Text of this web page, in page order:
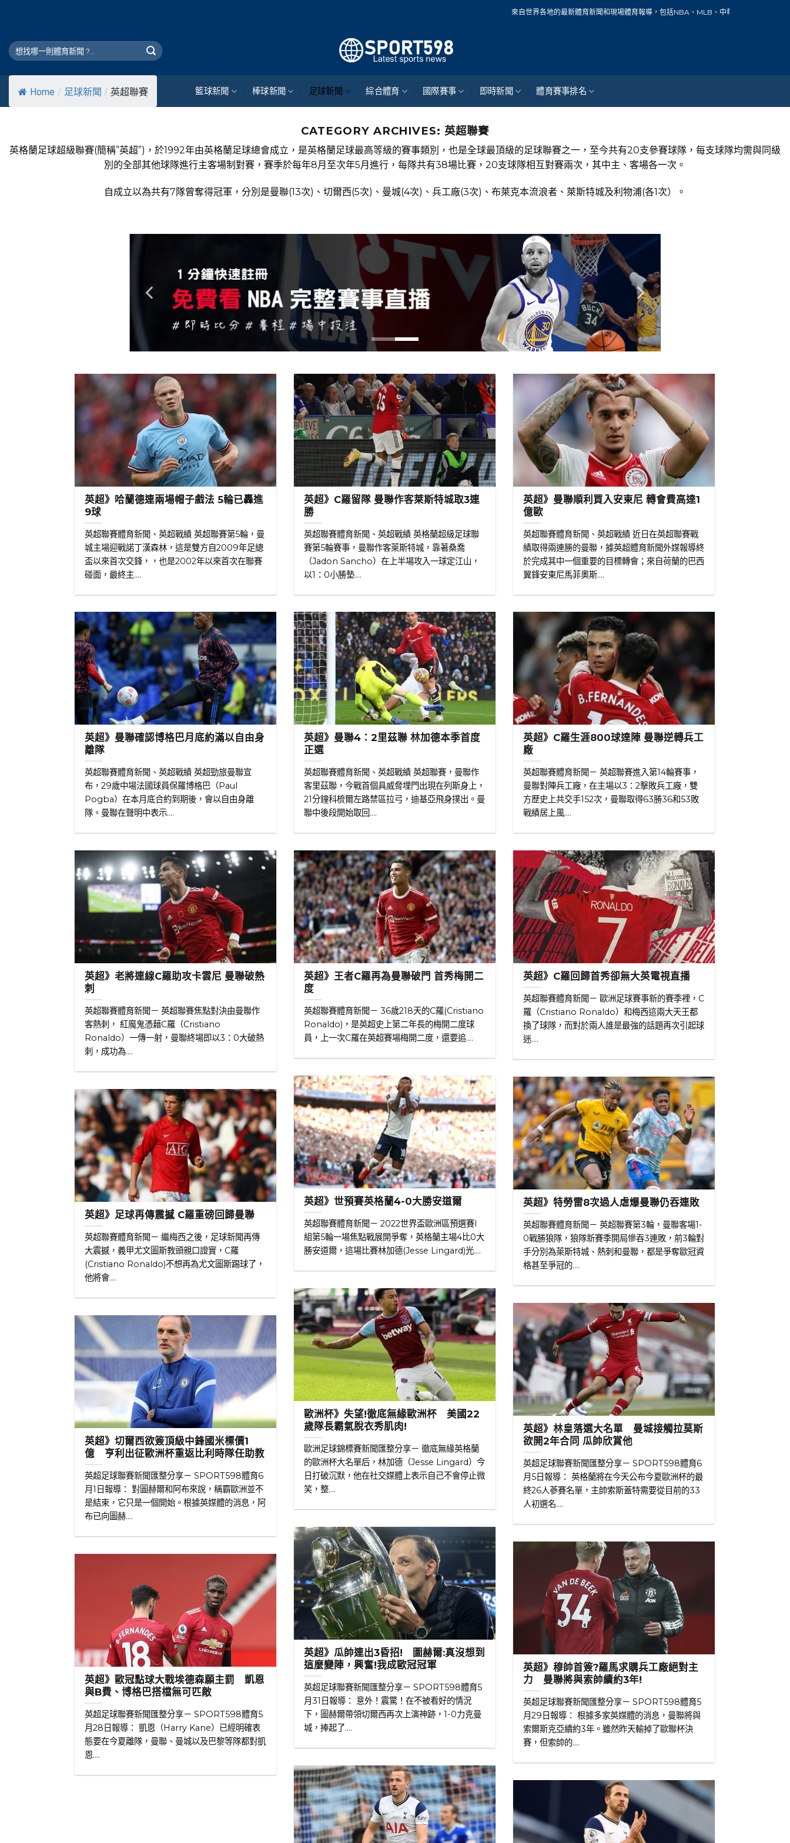
來自世界各地的最新體育新聞和現場體育報導，包括NBA、MLB、中華職棒、籃球、網球、足球、賽車、自
Home / 足球新聞 / 英超聯賽 籃球新聞 棒球新聞 足球新聞 綜合體育 國際賽事 即時新聞 體育賽事排名
CATEGORY ARCHIVES: 英超聯賽
英格蘭足球超級聯賽(簡稱”英超”)，於1992年由英格蘭足球總會成立，是英格蘭足球最高等級的賽事類別，也是全球最頂級的足球聯賽之一，至今共有20支參賽球隊，每支球隊均需與同級
別的全部其他球隊進行主客場制對賽，賽季於每年8月至次年5月進行，每隊共有38場比賽，20支球隊相互對賽兩次，其中主、客場各一次。
自成立以為共有7隊曾奪得冠軍，分別是曼聯(13次)、切爾西(5次)、曼城(4次)、兵工廠(3次)、布萊克本流浪者、萊斯特城及利物浦(各1次）。
英超》哈蘭德連兩場帽子戲法 5輪已轟進
9球
英超聯賽體育新聞、英超戰績 英超聯賽第5輪，曼
城主場迎戰諾丁漢森林，這是雙方自2009年足總
盃以來首次交鋒，，也是2002年以來首次在聯賽
碰面，最終主....
英超》C羅留隊 曼聯作客萊斯特城取3連
勝
英超聯賽體育新聞、英超戰績 英格蘭超級足球聯
賽第5輪賽事，曼聯作客萊斯特城，靠著桑喬
（Jadon Sancho）在上半場攻入一球定江山，
以1：0小勝墊....
英超》曼聯順利買入安東尼 轉會費高達1
億歐
英超聯賽體育新聞、英超戰績 近日在英超聯賽戰
績取得兩連勝的曼聯，據英超體育新聞外媒報導終
於完成其中一個重要的目標轉會；來自荷蘭的巴西
翼鋒安東尼馬菲奧斯....
英超》曼聯確認博格巴月底約滿以自由身
離隊
英超聯賽體育新聞、英超戰績 英超勁旅曼聯宣
布，29歲中場法國球員保羅博格巴（Paul
Pogba）在本月底合約到期後，會以自由身離
隊。曼聯在聲明中表示....
英超》曼聯4：2里茲聯 林加德本季首度
正選
英超聯賽體育新聞、英超戰績 英超聯賽，曼聯作
客里茲聯，今戰首個具威脅埋門出現在列斯身上，
21分鐘科梳爾左路禁區拉弓，迪基亞飛身撲出。曼
聯中後段開始取回....
英超》C羅生涯800球達陣 曼聯逆轉兵工
廠
英超聯賽體育新聞－ 英超聯賽進入第14輪賽事，
曼聯對陣兵工廠，在主場以3：2擊敗兵工廠，雙
方歷史上共交手152次，曼聯取得63勝36和53敗
戰績居上風....
英超》老將連線C羅助攻卡雲尼 曼聯破熱
刺
英超聯賽體育新聞－ 英超聯賽焦點對決由曼聯作
客熱刺， 紅魔鬼憑藉C羅（Cristiano
Ronaldo）一傳一射，曼聯終場即以3：0大破熱
刺，成功為....
英超》王者C羅再為曼聯破門 首秀梅開二
度
英超聯賽體育新聞－ 36歲218天的C羅(Cristiano
Ronaldo)，是英超史上第二年長的梅開二度球
員，上一次C羅在英超賽場梅開二度，還要追....
英超》C羅回歸首秀卻無大英電視直播
英超聯賽體育新聞－ 歐洲足球賽事新的賽季裡，C
羅（Cristiano Ronaldo）和梅西這兩大天王都
換了球隊，而對於兩人誰是最強的話題再次引起球
迷....
英超》世預賽英格蘭4-0大勝安道爾
英超聯賽體育新聞－ 2022世界盃歐洲區預選賽I
組第5輪一場焦點戰展開爭奪，英格蘭主場4比0大
勝安道爾，這場比賽林加德(Jesse Lingard)光....
英超》特勞雷8次過人虐爆曼聯仍吞連敗
英超聯賽體育新聞－ 英超聯賽第3輪，曼聯客場1-
0戰勝狼隊，狼隊新賽季開局慘吞3連敗，前3輪對
手分別為萊斯特城、熱刺和曼聯，都是爭奪歐冠資
格甚至爭冠的....
英超》足球再傳震撼 C羅重磅回歸曼聯
英超聯賽體育新聞－ 繼梅西之後，足球新聞再傳
大震撼，義甲尤文圖斯教頭親口證實，C羅
(Cristiano Ronaldo)不想再為尤文圖斯踢球了，
他將會....
歐洲杯》失望!徹底無緣歐洲杯 美國22
歲隊長霸氣脫衣秀肌肉!
歐洲足球錦標賽新聞匯整分享－ 徹底無緣英格蘭
的歐洲杯大名單后，林加德（Jesse Lingard）今
日打破沉默，他在社交媒體上表示自己不會停止微
笑，整....
英超》林皇落選大名單 曼城接觸拉莫斯
欲開2年合同 瓜帥欣賞他
英超足球聯賽新聞匯整分享－ SPORT598體育6
月5日報導： 英格蘭將在今天公布今夏歐洲杯的最
終26人蔘賽名單，主帥索斯蓋特需要從目前的33
人初選名....
英超》切爾西欲簽頂級中鋒國米標價1
億 亨利出征歐洲杯重返比利時隊任助教
英超足球聯賽新聞匯整分享－ SPORT598體育6
月1日報導： 對圖赫爾和阿布來說，稱霸歐洲並不
是結束，它只是一個開始。根據英媒體的消息，阿
布已向圖赫....
英超》瓜帥連出3昏招! 圖赫爾:真沒想到
這麼變陣，興奮!我成歐冠冠軍
英超足球聯賽新聞匯整分享－ SPORT598體育5
月31日報導： 意外！震驚！在不被看好的情況
下，圖赫爾帶領切爾西再次上演神跡，1-0力克曼
城，捧起了....
英超》穆帥首簽?羅馬求購兵工廠絕對主
力 曼聯將與索帥續約3年!
英超足球聯賽新聞匯整分享－ SPORT598體育5
月29日報導： 根據多家英媒體的消息，曼聯將與
索爾斯克亞續約3年。雖然昨天輸掉了歐聯杯決
賽，但索帥的....
英超》歐冠點球大戰埃德森願主罰 凱恩
與B費、博格巴搭檔無可匹敵
英超足球聯賽新聞匯整分享－ SPORT598體育5
月28日報導： 凱恩（Harry Kane）已經明確表
態要在今夏離隊，曼聯、曼城以及巴黎等隊都對凱
恩....